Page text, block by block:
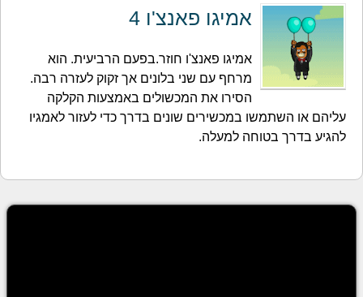
אמיגו פאנצ'ו 4
אמיגו פאנצ'ו חוזר.בפעם הרביעית. הוא
מרחף עם שני בלונים אך זקוק לעזרה רבה.
הסירו את המכשולים באמצעות הקלקה
עליהם או השתמשו במכשירים שונים בדרך כדי לעזור לאמגיו
להגיע בדרך בטוחה למעלה.